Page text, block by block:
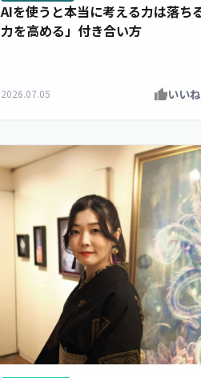
AIを使うと本当に考える力は落ち
力を高める」付き合い方
2026.07.05 いいね